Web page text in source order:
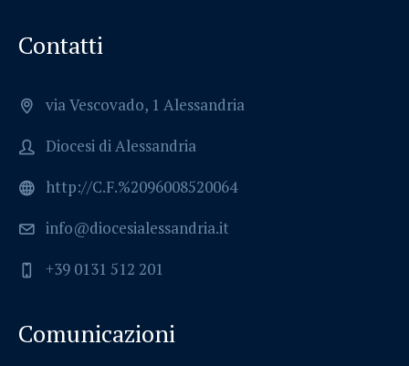
Contatti
via Vescovado, 1 Alessandria
Diocesi di Alessandria
http://C.F.%2096008520064
info@diocesialessandria.it
+39 0131 512 201
Comunicazioni